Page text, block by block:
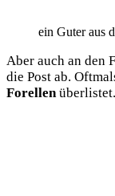
ein Guter aus
Aber auch an den
die Post ab.
Forel­len überlistet.